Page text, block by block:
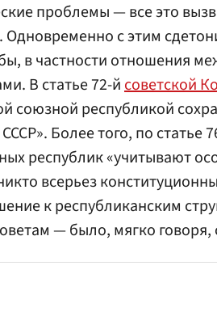
проблемы — все это
Одновременно с этим
в частности отношения
В статье 72-йсоветской
союзной республикой
Более того, по статье
республик «учитывают
всерьез
к республиканским
— было, мягко